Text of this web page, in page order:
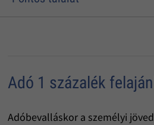
Adó 1 százalék
Adóbevalláskor a személyi